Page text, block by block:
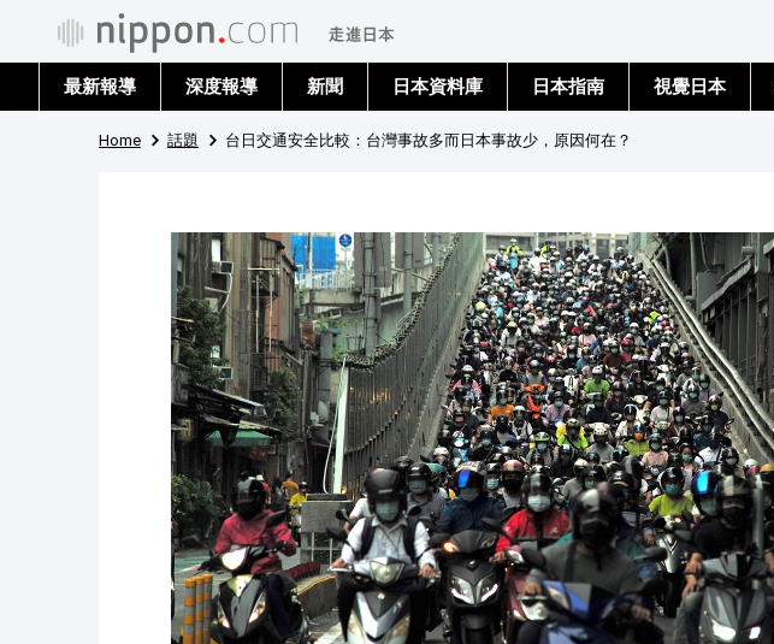
最新報導 深度報導 新聞 日本資料庫 日本指南 視覺日本
Home 話題 台日交通安全比較：台灣事故多而日本事故少，原因何在？